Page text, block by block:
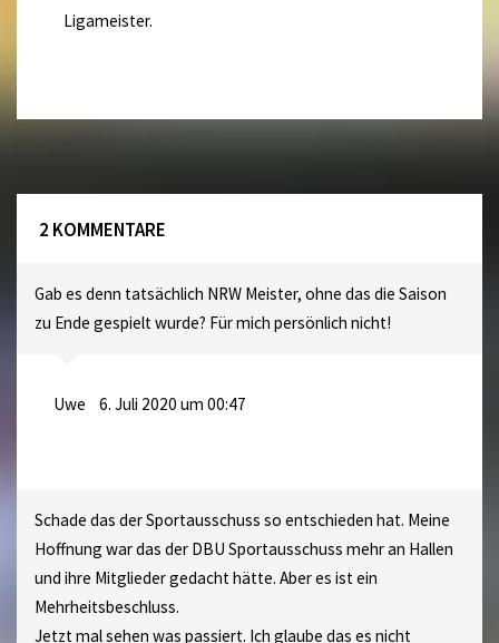
Ligameister.
2 KOMMENTARE
Gab es denn tatsächlich NRW Meister, ohne das die Saison
zu Ende gespielt wurde? Für mich persönlich nicht!
Uwe 6. Juli 2020 um 00:47
Schade das der Sportausschuss so entschieden hat. Meine
Hoffnung war das der DBU Sportausschuss mehr an Hallen
und ihre Mitglieder gedacht hätte. Aber es ist ein
Mehrheitsbeschluss.
Jetzt mal sehen was passiert. Ich glaube das es nicht